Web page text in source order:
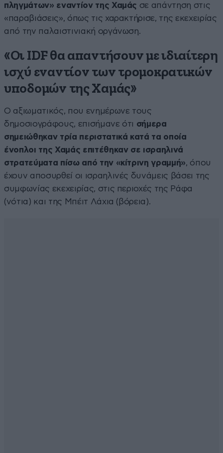
πληγμάτων» εναντίον της Χαμάς σε απάντηση στις
«παραβιάσεις», όπως τις χαρακτήρισε, της εκεχειρίας
από την παλαιστινιακή οργάνωση.
«Οι IDF θα απαντήσουν με ιδιαίτερη
ισχύ εναντίον των τρομοκρατικών
υποδομών της Χαμάς»
Ο αξιωματικός, που ενημέρωνε τους
δημοσιογράφους, επισήμανε ότι σήμερα
σημειώθηκαν τρία περιστατικά κατά τα οποία
ένοπλοι της Χαμάς επιτέθηκαν σε ισραηλινά
στρατεύματα πίσω από την «κίτρινη γραμμή», όπου
έχουν αποσυρθεί οι ισραηλινές δυνάμεις βάσει της
συμφωνίας εκεχειρίας, στις περιοχές της Ράφα
(νότια) και της Μπέιτ Λάχια (βόρεια).